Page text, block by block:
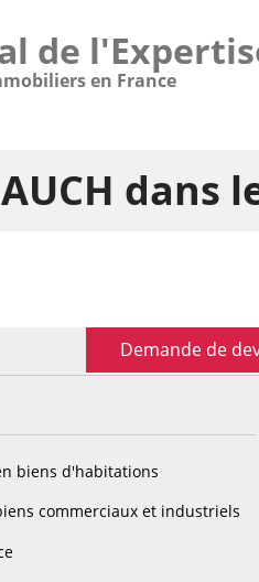
de
en France
dans
Demande de
biens d'habitations
commerciaux et industriels